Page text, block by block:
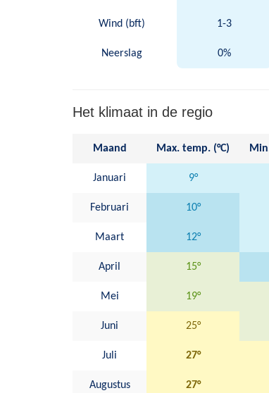
Wind (bft) 1-3
Neerslag 0%
Het klimaat in de regio
Maand Max. temp. (°C)
Januari 9°
Februari 10°
Maart 12°
April 15°
Mei 19°
Juni 25°
Juli 27°
Augustus 27°